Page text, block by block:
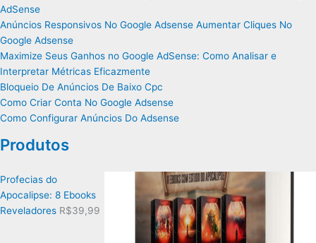
AdSense
Anúncios Responsivos No Google Adsense Aumentar Cliques No
Google Adsense
Maximize Seus Ganhos no Google AdSense: Como Analisar e
Interpretar Métricas Eficazmente
Bloqueio De Anúncios De Baixo Cpc
Como Criar Conta No Google Adsense
Como Configurar Anúncios Do Adsense
Produtos
Profecias do
Apocalipse: 8 Ebooks
Reveladores R$39,99